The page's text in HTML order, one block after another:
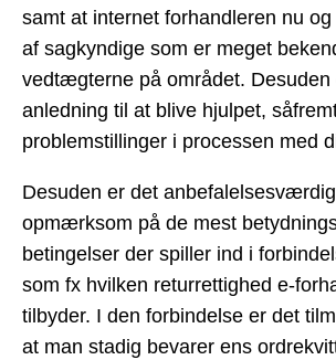
samt at internet forhandleren nu
af sagkyndige som er meget
vedtægterne på området. Desuden
anledning til at blive hjulpet,
problemstillinger i processen med
Desuden er det
opmærksom på de mest
betingelser der spiller ind i
som fx hvilken returrettighed e-
tilbyder. I den forbindelse er det
at man stadig bevarer ens